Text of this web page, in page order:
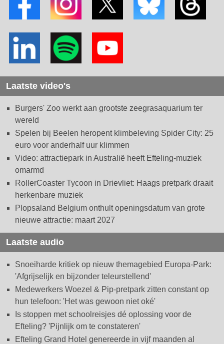
Laatste video's
Burgers' Zoo werkt aan grootste zeegrasaquarium ter
wereld
Spelen bij Beelen heropent klimbeleving Spider City: 25
euro voor anderhalf uur klimmen
Video: attractiepark in Australië heeft Efteling-muziek
omarmd
RollerCoaster Tycoon in Drievliet: Haags pretpark draait
herkenbare muziek
Plopsaland Belgium onthult openingsdatum van grote
nieuwe attractie: maart 2027
Laatste audio
Snoeiharde kritiek op nieuw themagebied Europa-Park:
'Afgrijselijk en bijzonder teleurstellend'
Medewerkers Woezel & Pip-pretpark zitten constant op
hun telefoon: 'Het was gewoon niet oké'
Is stoppen met schoolreisjes dé oplossing voor de
Efteling? 'Pijnlijk om te constateren'
Efteling Grand Hotel genereerde in vijf maanden al